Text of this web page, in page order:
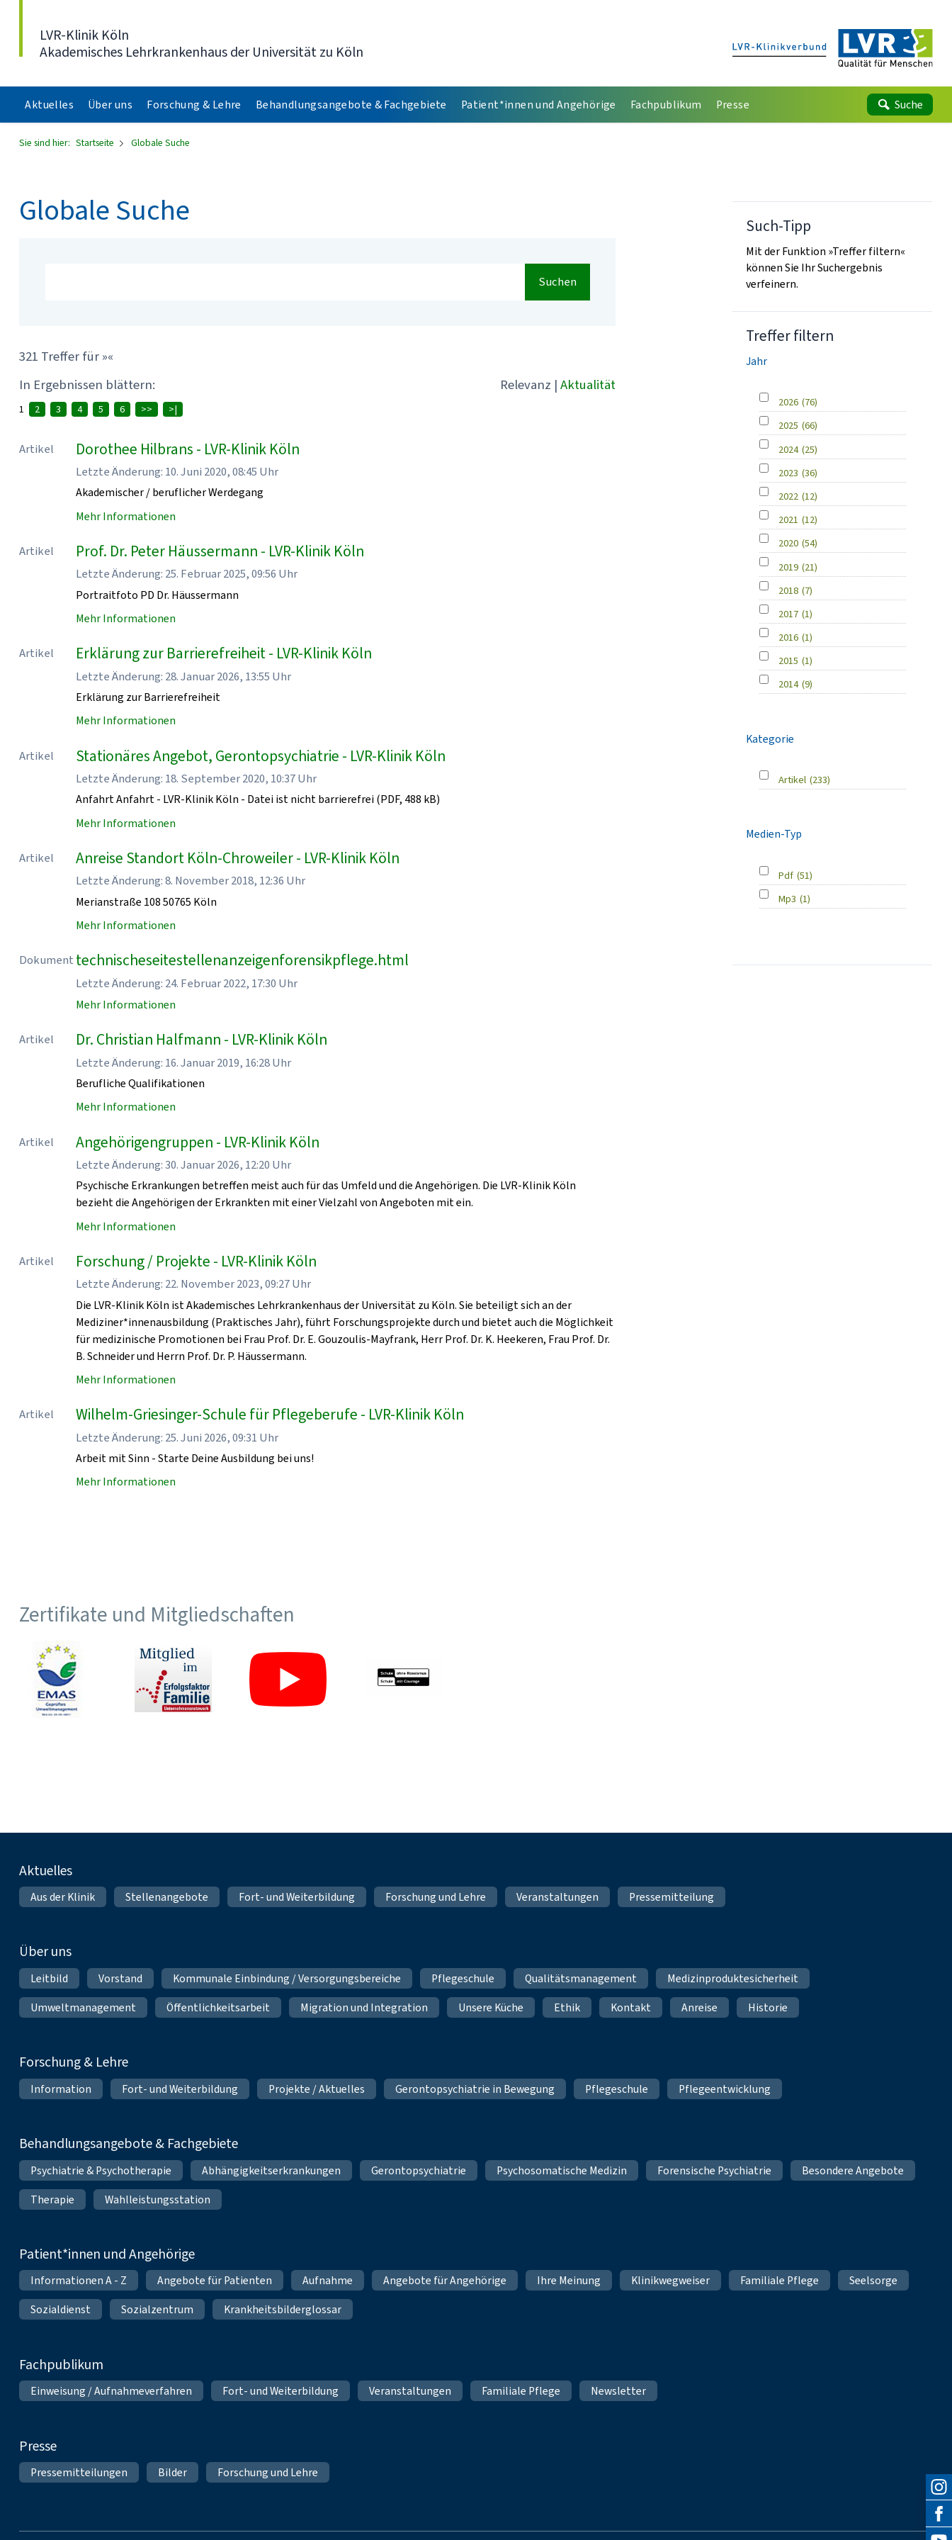
LVR-Klinik Köln
Akademisches Lehrkrankenhaus der Universität zu Köln
Aktuelles Über uns Forschung & Lehre Behandlungsangebote & Fachgebiete Patient*innen und Angehörige Fachpublikum Presse Suche
Sie sind hier: Startseite Globale Suche
Globale Suche
Suchen
321 Treffer für »«
In Ergebnissen blättern:
Relevanz | Aktualität
1 2 3 4 5 6 >> >|
Artikel Dorothee Hilbrans - LVR-Klinik Köln
Letzte Änderung: 10. Juni 2020, 08:45 Uhr
Akademischer / beruflicher Werdegang
Mehr Informationen
Artikel Prof. Dr. Peter Häussermann - LVR-Klinik Köln
Letzte Änderung: 25. Februar 2025, 09:56 Uhr
Portraitfoto PD Dr. Häussermann
Mehr Informationen
Artikel Erklärung zur Barrierefreiheit - LVR-Klinik Köln
Letzte Änderung: 28. Januar 2026, 13:55 Uhr
Erklärung zur Barrierefreiheit
Mehr Informationen
Artikel Stationäres Angebot, Gerontopsychiatrie - LVR-Klinik Köln
Letzte Änderung: 18. September 2020, 10:37 Uhr
Anfahrt Anfahrt - LVR-Klinik Köln - Datei ist nicht barrierefrei (PDF, 488 kB)
Mehr Informationen
Artikel Anreise Standort Köln-Chroweiler - LVR-Klinik Köln
Letzte Änderung: 8. November 2018, 12:36 Uhr
Merianstraße 108 50765 Köln
Mehr Informationen
Dokument technischeseitestellenanzeigenforensikpflege.html
Letzte Änderung: 24. Februar 2022, 17:30 Uhr
Mehr Informationen
Artikel Dr. Christian Halfmann - LVR-Klinik Köln
Letzte Änderung: 16. Januar 2019, 16:28 Uhr
Berufliche Qualifikationen
Mehr Informationen
Artikel Angehörigengruppen - LVR-Klinik Köln
Letzte Änderung: 30. Januar 2026, 12:20 Uhr
Psychische Erkrankungen betreffen meist auch für das Umfeld und die Angehörigen. Die LVR-Klinik Köln
bezieht die Angehörigen der Erkrankten mit einer Vielzahl von Angeboten mit ein.
Mehr Informationen
Artikel Forschung / Projekte - LVR-Klinik Köln
Letzte Änderung: 22. November 2023, 09:27 Uhr
Die LVR-Klinik Köln ist Akademisches Lehrkrankenhaus der Universität zu Köln. Sie beteiligt sich an der
Mediziner*innenausbildung (Praktisches Jahr), führt Forschungsprojekte durch und bietet auch die Möglichkeit
für medizinische Promotionen bei Frau Prof. Dr. E. Gouzoulis-Mayfrank, Herr Prof. Dr. K. Heekeren, Frau Prof. Dr.
B. Schneider und Herrn Prof. Dr. P. Häussermann.
Mehr Informationen
Artikel Wilhelm-Griesinger-Schule für Pflegeberufe - LVR-Klinik Köln
Letzte Änderung: 25. Juni 2026, 09:31 Uhr
Arbeit mit Sinn - Starte Deine Ausbildung bei uns!
Mehr Informationen
Such-Tipp
Mit der Funktion »Treffer filtern«
können Sie Ihr Suchergebnis
verfeinern.
Treffer filtern
Jahr
2026 (76)
2025 (66)
2024 (25)
2023 (36)
2022 (12)
2021 (12)
2020 (54)
2019 (21)
2018 (7)
2017 (1)
2016 (1)
2015 (1)
2014 (9)
Kategorie
Artikel (233)
Medien-Typ
Pdf (51)
Mp3 (1)
Zertifikate und Mitgliedschaften
Fußnavigation
Aktuelles
Aus der Klinik Stellenangebote Fort- und Weiterbildung Forschung und Lehre Veranstaltungen Pressemitteilung
Über uns
Leitbild Vorstand Kommunale Einbindung / Versorgungsbereiche Pflegeschule Qualitätsmanagement
Medizinproduktesicherheit
Umweltmanagement
Öffentlichkeitsarbeit Migration und Integration Unsere Küche Ethik Kontakt Anreise Historie
Forschung & Lehre
Information Fort- und Weiterbildung Projekte / Aktuelles Gerontopsychiatrie in Bewegung Pflegeschule Pflegeentwicklung
Behandlungsangebote & Fachgebiete
Psychiatrie & Psychotherapie Abhängigkeitserkrankungen Gerontopsychiatrie Psychosomatische Medizin Forensische Psychiatrie
Besondere Angebote
Therapie
Wahlleistungsstation
Patient*innen und Angehörige
Informationen A - Z Angebote für Patienten Aufnahme Angebote für Angehörige Ihre Meinung Klinikwegweiser Familiale Pflege
Seelsorge
Sozialdienst
Sozialzentrum Krankheitsbilderglossar
Fachpublikum
Einweisung / Aufnahmeverfahren Fort- und Weiterbildung Veranstaltungen Familiale Pflege Newsletter
Presse
Pressemitteilungen Bilder Forschung und Lehre